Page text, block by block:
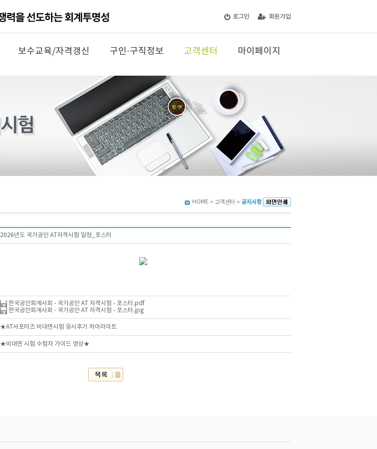
로그인 회원가입
보수교육/자격갱신 구인·구직정보 고객센터 마이페이지
HOME > 고객센터 > 공지사항
2026년도 국가공인 AT자격시험 일정_포스터
한국공인회계사회 - 국가공인 AT 자격시험 - 포스터.pdf
한국공인회계사회 - 국가공인 AT 자격시험 - 포스터.jpg
★AT서포터즈 비대면시험 응시후기 하이라이트
★비대면 시험 수험자 가이드 영상★